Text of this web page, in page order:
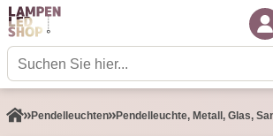
Pendel­leuchten Pendelleuchte, Metall, Glas,